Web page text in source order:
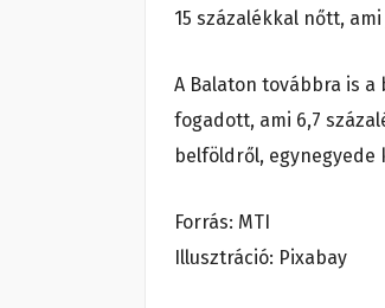
15 százalékkal nőtt,
A Balaton továbbra is
fogadott, ami 6,7
belföldről,
Forrás: MTI
Illusztráció: Pixabay